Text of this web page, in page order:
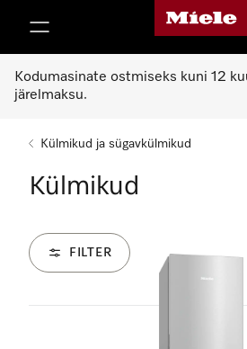
Miele avaleht
Kodumasinate ostmiseks kuni 12
järelmaksu.
Külmikud ja sügavkülmikud
Külmikud
FILTER